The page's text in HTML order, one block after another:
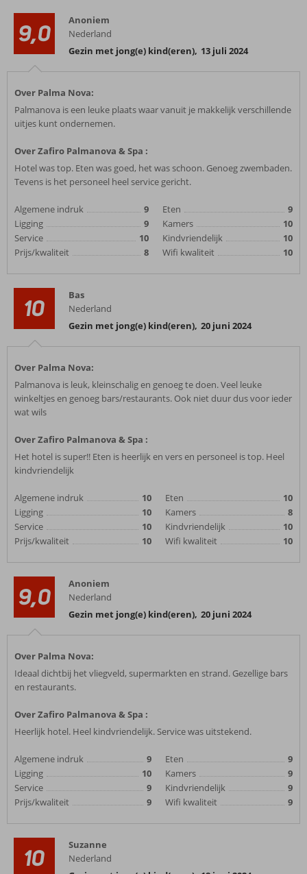
9,0
Anoniem
Nederland
Gezin met jong(e) kind(eren), 13 juli 2024
Over Palma Nova:
Palmanova is een leuke plaats waar vanuit je makkelijk verschillende
uitjes kunt ondernemen.
Over Zafiro Palmanova & Spa :
Hotel was top. Eten was goed, het was schoon. Genoeg zwembaden.
Tevens is het personeel heel service gericht.
Algemene indruk
9
Ligging
9
Service
10
Prijs/kwaliteit
8
Eten
9
Kamers
10
Kindvriendelijk
10
Wifi kwaliteit
10
10
Bas
Nederland
Gezin met jong(e) kind(eren), 20 juni 2024
Over Palma Nova:
Palmanova is leuk, kleinschalig en genoeg te doen. Veel leuke
winkeltjes en genoeg bars/restaurants. Ook niet duur dus voor ieder
wat wils
Over Zafiro Palmanova & Spa :
Het hotel is super!! Eten is heerlijk en vers en personeel is top. Heel
kindvriendelijk
Algemene indruk
10
Ligging
10
Service
10
Prijs/kwaliteit
10
Eten
10
Kamers
8
Kindvriendelijk
10
Wifi kwaliteit
10
9,0
Anoniem
Nederland
Gezin met jong(e) kind(eren), 20 juni 2024
Over Palma Nova:
Ideaal dichtbij het vliegveld, supermarkten en strand. Gezellige bars
en restaurants.
Over Zafiro Palmanova & Spa :
Heerlijk hotel. Heel kindvriendelijk. Service was uitstekend.
Algemene indruk
9
Ligging
10
Service
9
Prijs/kwaliteit
9
Eten
9
Kamers
9
Kindvriendelijk
9
Wifi kwaliteit
9
10
Suzanne
Nederland